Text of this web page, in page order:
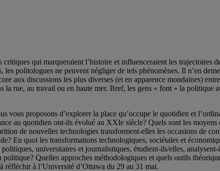
qui marqueraient l’histoire et influenceraient les trajectoires
politologues ne peuvent négliger de tels phénomènes. Il n’en
aux discussions les plus diverses (et en apparence mondaines)
la rue, au travail ou en haute mer. Bref, les gens « font » la
vous proposons d’explorer la place qu’occupe le quotidien et
au quotidien ont-ils évolué au XXIe siècle? Quels sont les moyens
de nouvelles technologies transforment-elles les occasions de
En quoi les transformations technologiques, sociétales et
universitaires et journalistiques, étudient-ils/elles,
Quelles approches méthodologiques et quels outils
réfléchir à l’Université d’Ottawa du 29 au 31 mai.